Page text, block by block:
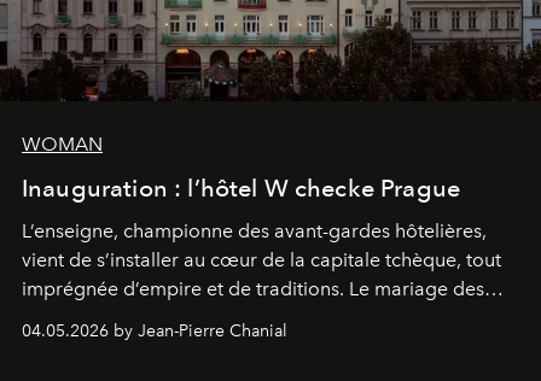
WOMAN
Inauguration : l’hôtel W checke Prague
L’enseigne, championne des avant-gardes hôtelières,
vient de s’installer au cœur de la capitale tchèque, tout
imprégnée d’empire et de traditions. Le mariage des
04.05.2026 by Jean-Pierre Chanial